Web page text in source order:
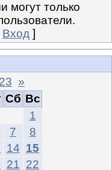
могут только
Вход ]
»
Сб Вс
1
7
8
14 15
21 22